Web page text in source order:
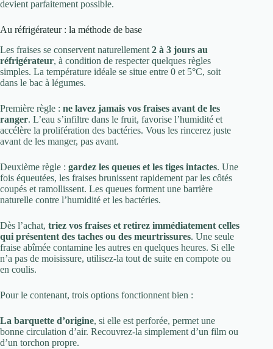
devient parfaitement possible.
Au réfrigérateur : la méthode de base
Les fraises se conservent naturellement 2 à 3 jours au
réfrigérateur, à condition de respecter quelques règles
simples. La température idéale se situe entre 0 et 5°C, soit
dans le bac à légumes.
Première règle : ne lavez jamais vos fraises avant de les
ranger. L’eau s’infiltre dans le fruit, favorise l’humidité et
accélère la prolifération des bactéries. Vous les rincerez juste
avant de les manger, pas avant.
Deuxième règle : gardez les queues et les tiges intactes. Une
fois équeutées, les fraises brunissent rapidement par les côtés
coupés et ramollissent. Les queues forment une barrière
naturelle contre l’humidité et les bactéries.
Dès l’achat, triez vos fraises et retirez immédiatement celles
qui présentent des taches ou des meurtrissures. Une seule
fraise abîmée contamine les autres en quelques heures. Si elle
n’a pas de moisissure, utilisez-la tout de suite en compote ou
en coulis.
Pour le contenant, trois options fonctionnent bien :
La barquette d’origine, si elle est perforée, permet une
bonne circulation d’air. Recouvrez-la simplement d’un film ou
d’un torchon propre.